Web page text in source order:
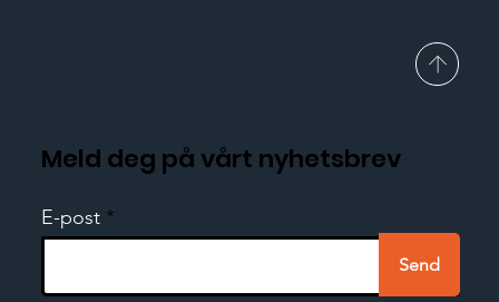
Meld deg på vårt nyhetsbrev
E-post
Send